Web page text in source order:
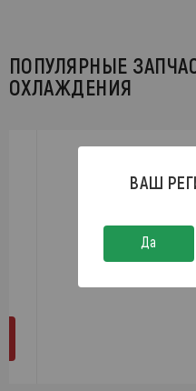
ПОПУЛЯРНЫЕ
ОХЛАЖДЕНИЯ
ВАШ
Да